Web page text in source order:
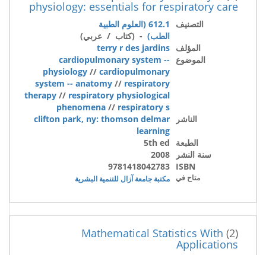
physiology: essentials for respiratory care
التصنيف
612.1 (العلوم الطبية
الطب) - (كتاب / عربي)
المؤلف terry r des jardins
الموضوع cardiopulmonary system --
physiology // cardiopulmonary
system -- anatomy // respiratory
therapy // respiratory physiological
phenomena // respiratory s
الناشر
clifton park, ny: thomson delmar
learning
الطبعة
5th ed
سنة النشر
2008
ISBN
9781418042783
متاح في مكتبة جامعة آزال للتنمية البشرية
(2)
Mathematical Statistics With
Applications